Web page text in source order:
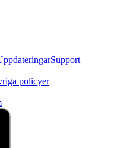
Support
policyer